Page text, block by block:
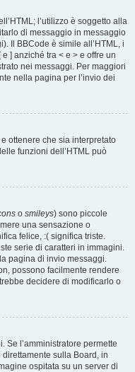
l’utilizzo è soggetto alla
di messaggio in messaggio
Il BBCode è simile all’HTML, i
] anziché tra < e > e offre un
nei messaggi. Per maggiori
nella pagina per l’invio dei
ottenere che sia interpretato
funzioni dell’HTML può
o smileys) sono piccole
una sensazione o
felice, :( significa triste.
serie di caratteri in immagini.
pagina di invio messaggi.
possono facilmente rendere
decidere di modificarlo o
Se l’amministratore permette
sulla Board, in
ospitata su un server di